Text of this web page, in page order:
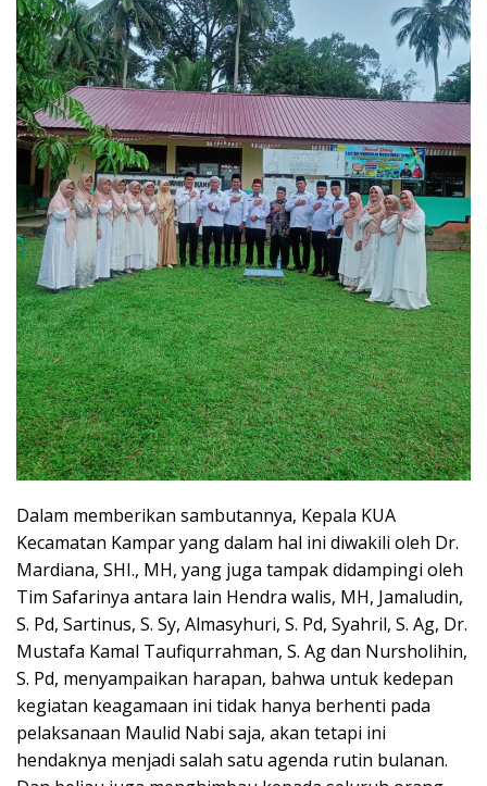
Dalam memberikan sambutannya, Kepala KUA
Kecamatan Kampar yang dalam hal ini diwakili oleh Dr.
Mardiana, SHI., MH, yang juga tampak didampingi oleh
Tim Safarinya antara lain Hendra walis, MH, Jamaludin,
S. Pd, Sartinus, S. Sy, Almasyhuri, S. Pd, Syahril, S. Ag, Dr.
Mustafa Kamal Taufiqurrahman, S. Ag dan Nursholihin,
S. Pd, menyampaikan harapan, bahwa untuk kedepan
kegiatan keagamaan ini tidak hanya berhenti pada
pelaksanaan Maulid Nabi saja, akan tetapi ini
hendaknya menjadi salah satu agenda rutin bulanan.